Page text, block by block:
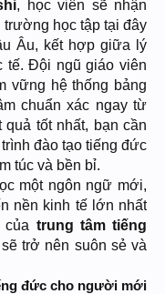
, học viên sẽ nhận
học tập tại đây
Âu, kết hợp giữa lý
tế. Đội ngũ giáo viên
vững hệ thống bảng
chuẩn xác ngay từ
tốt nhất, bạn cần
đào tạo tiếng đức
túc và bền bỉ.
một ngôn ngữ mới,
nền kinh tế lớn nhất
trung tâm tiếng
trở nên suôn sẻ và
đức cho người mới